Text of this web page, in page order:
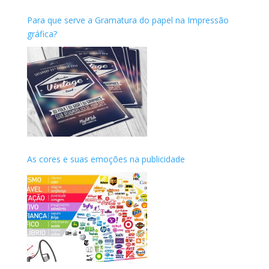
Para que serve a Gramatura do papel na Impressão
gráfica?
As cores e suas emoções na publicidade